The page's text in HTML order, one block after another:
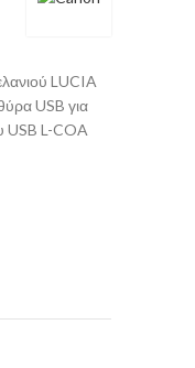
LUCIA
USB για
USB L-COA